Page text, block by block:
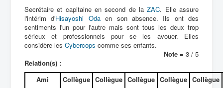
Secrétaire et capitaine en second de laZAC. Elle assure
l'intérim d'Hisayoshi Odaen son absence. Ils ont des
sentiments l'un pour l'autre mais sont tous les deux trop
sérieux et professionnels pour se les avouer. Elles
considère les Cybercops comme ses enfants.
Note = 3 / 5
Relation(s) :
Ami
Collègue Collègue Collègue Collègue Collègue